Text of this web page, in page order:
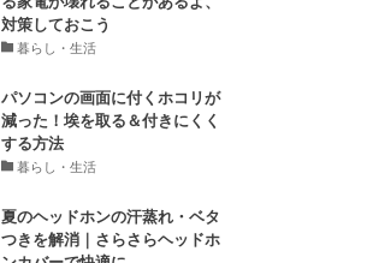
対策しておこう
暮らし・生活
パソコンの画面に付くホコリが
減った！埃を取る＆付きにくく
する方法
暮らし・生活
夏のヘッドホンの汗蒸れ・ベタ
つきを解消｜さらさらヘッドホ